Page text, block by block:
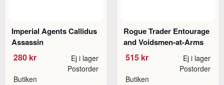
Imperial Agents Callidus
Assassin
280 kr Ej i lager
Butiken
Postorder
Rogue Trader Entourage
and Voidsmen-at-Arms
515 kr Ej i lager
Butiken
Postorder